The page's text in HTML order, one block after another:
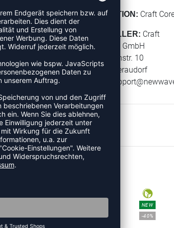
Schuh und
KOLLEKTION: Craft
HERSTELLER: Craft
New Wave GmbH
Geigelsteinstr. 10
83080 Oberaudorf
SOCKEN
NEW
-40%